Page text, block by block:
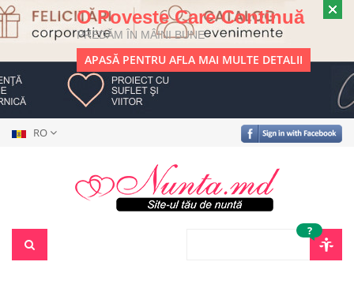
O Poveste Care Continuă
PREDĂM ÎN MÂINI BUNE
APASĂ PENTRU AFLA MAI MULTE DETALII
RO
?